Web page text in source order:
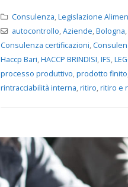
Consulenza,Legislazione
autocontrollo,Aziende,Bologna,
Consulenza certificazioni,
Haccp Bari,HACCP BRINDISI,IFS,
processo produttivo,prodotto finito
rintracciabilità interna,ritiro,ritiro e